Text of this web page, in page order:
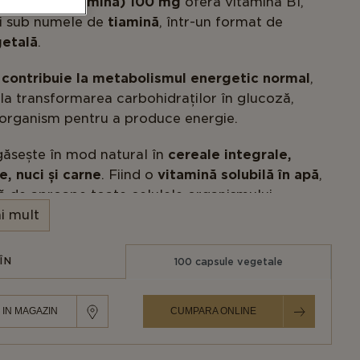
sub numele de tiamină, într-un format de
.
contribuie la metabolismul energetic normal,
transformarea carbohidraților în glucoză,
pentru a produce energie.
în mod natural în cereale integrale,
nuci și carne. Fiind o vitamină solubilă în apă,
de aproape toate celulele organismului.
său în metabolismul energetic,
normală a inimii
zi asigură:
de tiamină (Vitamina B1)
mult
100 capsule vegetale
MAGAZIN CUMPARA ONLINE